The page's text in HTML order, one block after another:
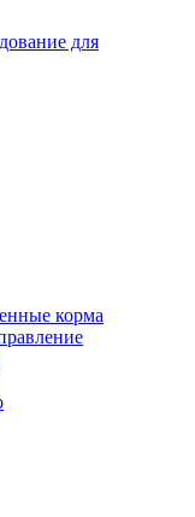
корма